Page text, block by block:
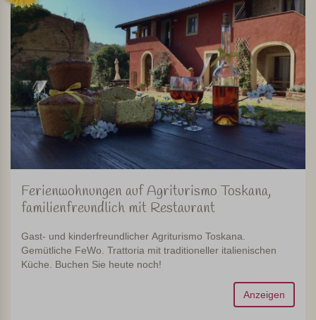
Ferienwohnungen auf Agriturismo Toskana,
familienfreundlich mit Restaurant
Gast- und kinderfreundlicher Agriturismo Toskana.
Gemütliche FeWo. Trattoria mit traditioneller italienischen
Küche. Buchen Sie heute noch!
Anzeigen